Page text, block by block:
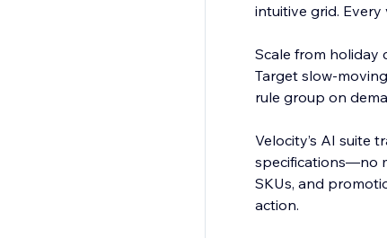
intuitive grid.
Scale from holiday
Target slow-
rule group on demand. No spreadsheets, no human error, just precise, scalable
Velocity’s AI suite
specifications—no
SKUs, and
action.